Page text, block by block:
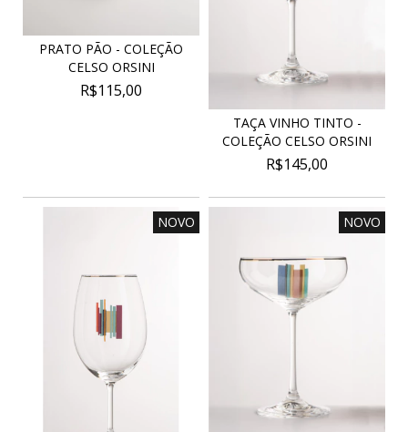
PRATO PÃO - COLEÇÃO
CELSO ORSINI
R$115,00
TAÇA VINHO TINTO -
COLEÇÃO CELSO ORSINI
R$145,00
NOVO NOVO